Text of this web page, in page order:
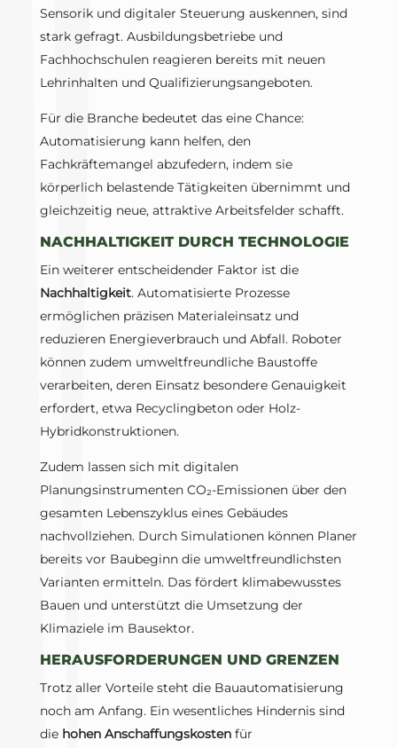
Sensorik und digitaler Steuerung auskennen, sind
stark gefragt. Ausbildungsbetriebe und
Fachhochschulen reagieren bereits mit neuen
Lehrinhalten und Qualifizierungsangeboten.
Für die Branche bedeutet das eine Chance:
Automatisierung kann helfen, den
Fachkräftemangel abzufedern, indem sie
körperlich belastende Tätigkeiten übernimmt und
gleichzeitig neue, attraktive Arbeitsfelder schafft.
NACHHALTIGKEIT DURCH TECHNOLOGIE
Ein weiterer entscheidender Faktor ist die
Nachhaltigkeit. Automatisierte Prozesse
ermöglichen präzisen Materialeinsatz und
reduzieren Energieverbrauch und Abfall. Roboter
können zudem umweltfreundliche Baustoffe
verarbeiten, deren Einsatz besondere Genauigkeit
erfordert, etwa Recyclingbeton oder Holz-
Hybridkonstruktionen.
Zudem lassen sich mit digitalen
Planungsinstrumenten CO₂-Emissionen über den
gesamten Lebenszyklus eines Gebäudes
nachvollziehen. Durch Simulationen können Planer
bereits vor Baubeginn die umweltfreundlichsten
Varianten ermitteln. Das fördert klimabewusstes
Bauen und unterstützt die Umsetzung der
Klimaziele im Bausektor.
HERAUSFORDERUNGEN UND GRENZEN
Trotz aller Vorteile steht die Bauautomatisierung
noch am Anfang. Ein wesentliches Hindernis sind
die hohen Anschaffungskostenfür